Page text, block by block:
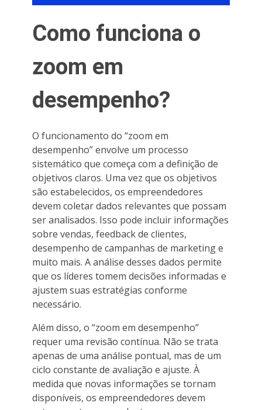
Como funciona o
zoom em
desempenho?
O funcionamento do “zoom em
desempenho” envolve um processo
sistemático que começa com a definição de
objetivos claros. Uma vez que os objetivos
são estabelecidos, os empreendedores
devem coletar dados relevantes que possam
ser analisados. Isso pode incluir informações
sobre vendas, feedback de clientes,
desempenho de campanhas de marketing e
muito mais. A análise desses dados permite
que os líderes tomem decisões informadas e
ajustem suas estratégias conforme
necessário.
Além disso, o “zoom em desempenho”
requer uma revisão contínua. Não se trata
apenas de uma análise pontual, mas de um
ciclo constante de avaliação e ajuste. À
medida que novas informações se tornam
disponíveis, os empreendedores devem